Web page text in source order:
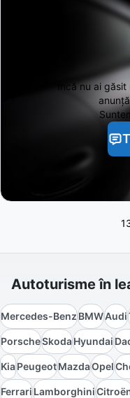
Încă nu ai găsit
Autoturisme în
Mercedes-BenzBMWAudi
PorscheSkodaHyundai
KiaPeugeotMazdaOpel
FerrariLamborghini